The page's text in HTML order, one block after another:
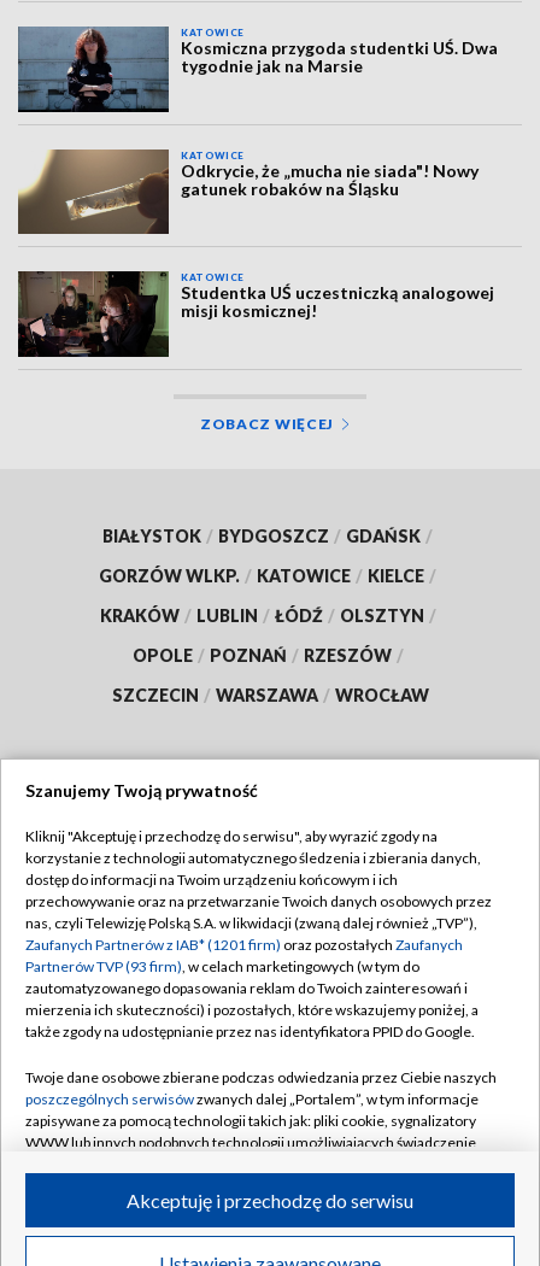
KATOWICE
Kosmiczna przygoda studentki UŚ. Dwa
tygodnie jak na Marsie
KATOWICE
Odkrycie, że „mucha nie siada"! Nowy
gatunek robaków na Śląsku
KATOWICE
Studentka UŚ uczestniczką analogowej
misji kosmicznej!
ZOBACZ WIĘCEJ
BIAŁYSTOK / BYDGOSZCZ / GDAŃSK /
GORZÓW WLKP. / KATOWICE / KIELCE /
KRAKÓW / LUBLIN / ŁÓDŹ / OLSZTYN /
OPOLE / POZNAŃ / RZESZÓW /
SZCZECIN / WARSZAWA / WROCŁAW
TVP
Abonament TVP
Emisja w TVP
Centrum informacji TVP
Naziemna Telewizja Cyfrowa
Rada Programowa
System NOS
Informacje o nadawcy
Program dla prasy
Regulamin TVP
Polityka prywatności
Moje zgody
Pomoc
Kontakt
Kanały
©2026 Telewizja Polska S.A. w likwidacji
Szanujemy Twoją prywatność
Kliknij "Akceptuję i przechodzę do serwisu", aby wyrazić zgody na
korzystanie z technologii automatycznego śledzenia i zbierania danych,
dostęp do informacji na Twoim urządzeniu końcowym i ich
przechowywanie oraz na przetwarzanie Twoich danych osobowych przez
nas, czyli Telewizję Polską S.A. w likwidacji (zwaną dalej również „TVP”),
Zaufanych Partnerów z IAB* (1201 firm) oraz pozostałych Zaufanych
Partnerów TVP (93 firm), w celach marketingowych (w tym do
zautomatyzowanego dopasowania reklam do Twoich zainteresowań i
mierzenia ich skuteczności) i pozostałych, które wskazujemy poniżej, a
także zgody na udostępnianie przez nas identyfikatora PPID do Google.
Twoje dane osobowe zbierane podczas odwiedzania przez Ciebie naszych
poszczególnych serwisówzwanych dalej „Portalem”, w tym informacje
zapisywane za pomocą technologii takich jak: pliki cookie, sygnalizatory
WWW lub innych podobnych technologii umożliwiających świadczenie
ruchu w Internecie.
Twoje dane osobowe zbierane podczas odwiedzania przez Ciebie
Akceptuję i przechodzę do serwisu